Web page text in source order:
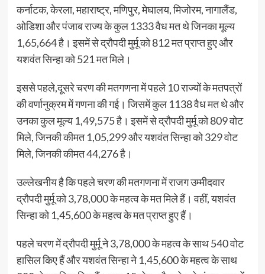
कर्नाटक, केरला, महाराष्ट्र, मणिपुर, मेघालय, मिजोरम, नागालैंड,
ओडिशा और पंजाब राज्य के कुल 1333 वैध मत थे जिनका मूल्य
1,65,664 है। इसमें से द्रौपदी मुर्मू को 812 मत प्राप्त हुए और
यशवंत सिन्हा को 521 मत मिले।
इससे पहले,दूसरे चरण की मतगणना में पहले 10 राज्यों के मतपत्रों
की वर्णानुक्रम में गणना की गई। जिसमें कुल 1138 वैध मत थे और
उनका कुल मूल्य 1,49,575 है। इसमें से द्रौपदी मुर्मू को 809 वोट
मिले, जिनकी कीमत 1,05,299 और यशवंत सिन्हा को 329 वोट
मिले, जिनकी कीमत 44,276 है।
उल्लेखनीय है कि पहले चरण की मतगणना में राजग उम्मीदवार
द्रौपदी मुर्मू को 3,78,000 के महत्व के मत मिले हैं। वहीं, यशवंत
सिन्हा को 1,45,600 के महत्व के मत प्राप्त हुए हैं।
पहले चरण में द्रौपदी मुर्मू ने 3,78,000 के महत्व के साथ 540 वोट
हासिल किए हैं और यशवंत सिन्हा ने 1,45,600 के महत्व के साथ